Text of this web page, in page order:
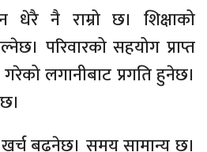
नै राम्रो छ। शिक्षाको
परिवारको सहयोग प्राप्त
लगानीबाट प्रगति हुनेछ।